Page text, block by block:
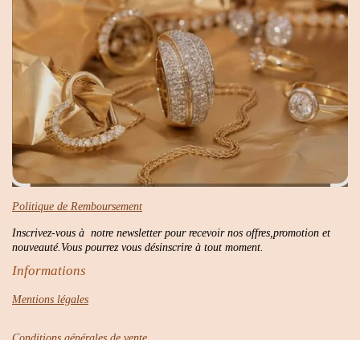
Politique de Remboursement
Inscrivez-vous à notre newsletter pour recevoir nos offres,promotion et
nouveauté.Vous pourrez vous désinscrire à tout moment.
Informations
Mentions légales
Conditions générales de vente